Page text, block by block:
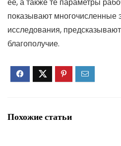
показывают многочисленные
исследования,
благополучие.
Похожие статьи